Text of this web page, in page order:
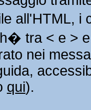
all'HTML, i
tra < e >
nei
qui).